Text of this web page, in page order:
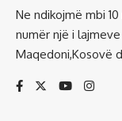
Ne ndikojmë mbi
numër një i
Maqedoni,Kosovë